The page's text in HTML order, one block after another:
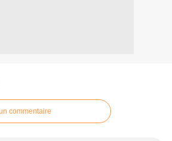
commentaire